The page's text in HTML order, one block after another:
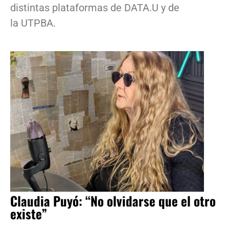
distintas plataformas de DATA.U y de
la UTPBA.
Claudia Puyó: “No olvidarse que el otro
existe”